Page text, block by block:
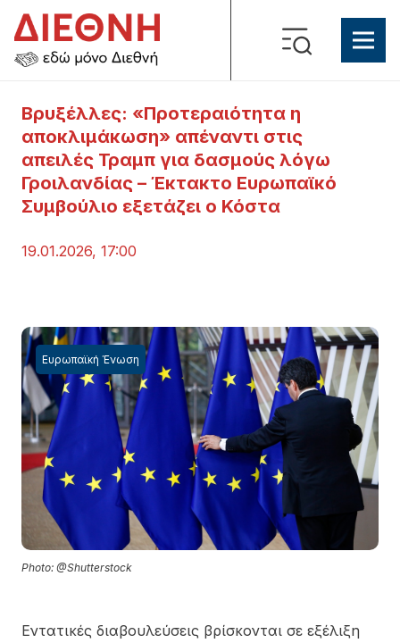
Βρυξέλλες: «Προτεραιότητα η
αποκλιμάκωση» απέναντι στις
απειλές Τραμπ για δασμούς λόγω
Γροιλανδίας – Έκτακτο Ευρωπαϊκό
Συμβούλιο εξετάζει ο Κόστα
19.01.2026, 17:00
Photo: @Shutterstock
Ευρωπαϊκή Ένωση
Εντατικές διαβουλεύσεις βρίσκονται σε εξέλιξη